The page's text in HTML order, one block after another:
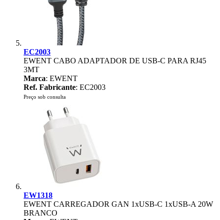
EC2003
EWENT CABO ADAPTADOR DE USB-C PARA RJ45
3MT
Marca: EWENT
Ref. Fabricante: EC2003
Preço sob consulta
EW1318
EWENT CARREGADOR GAN 1xUSB-C 1xUSB-A 20W
BRANCO